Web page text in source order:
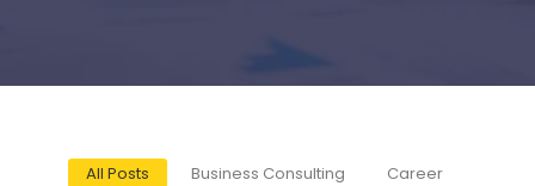
All Posts Business Consulting
Career